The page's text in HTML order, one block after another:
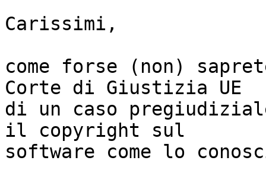
Carissimi,
come forse (non)
Corte di Giustizia UE
di un caso
il copyright sul
software come lo